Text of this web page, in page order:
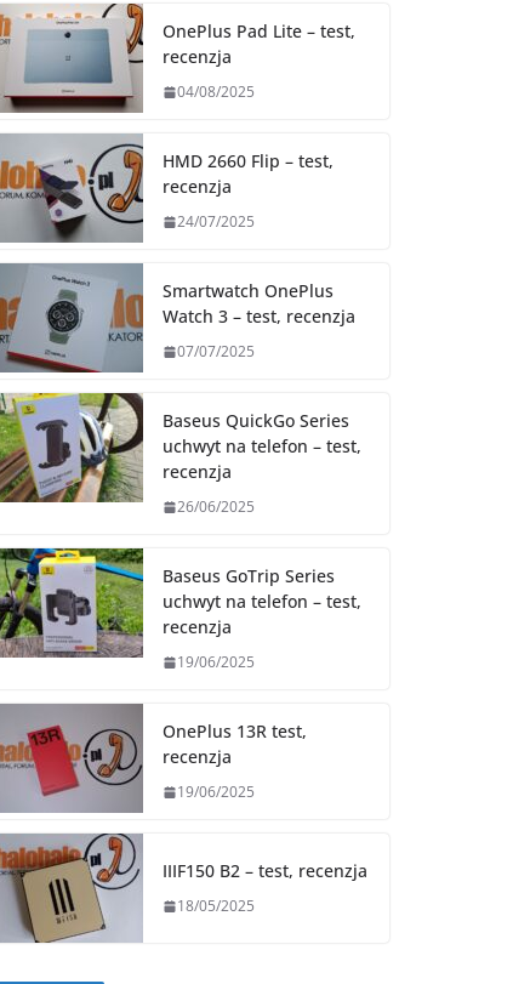
OnePlus Pad Lite – test,
recenzja
04/08/2025
HMD 2660 Flip – test,
recenzja
24/07/2025
Smartwatch OnePlus
Watch 3 – test, recenzja
07/07/2025
Baseus QuickGo Series
uchwyt na telefon – test,
recenzja
26/06/2025
Baseus GoTrip Series
uchwyt na telefon – test,
recenzja
19/06/2025
OnePlus 13R test,
recenzja
19/06/2025
IIIF150 B2 – test, recenzja
18/05/2025